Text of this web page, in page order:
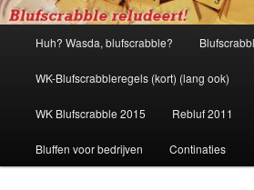
Huh? Wasda, blufscrabble?
WK-Blufscrabbleregels (kort) (lang ook)
WK Blufscrabble 2015 Rebluf 2011
Bluffen voor bedrijven Continaties